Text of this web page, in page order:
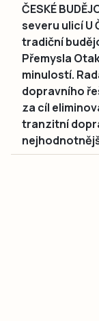
ČESKÉ
severu ulicí U
tradiční
Přemysla
minulostí.
dopravního
za cíl
tranzitní